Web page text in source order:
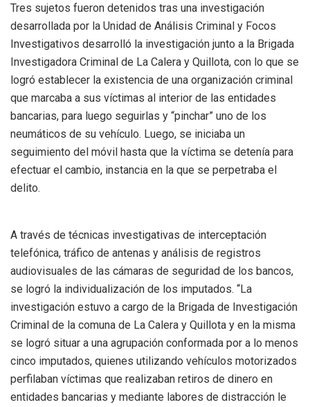
Tres sujetos fueron detenidos tras una investigación
desarrollada por la Unidad de Análisis Criminal y Focos
Investigativos desarrolló la investigación junto a la Brigada
Investigadora Criminal de La Calera y Quillota, con lo que se
logró establecer la existencia de una organización criminal
que marcaba a sus víctimas al interior de las entidades
bancarias, para luego seguirlas y “pinchar” uno de los
neumáticos de su vehículo. Luego, se iniciaba un
seguimiento del móvil hasta que la víctima se detenía para
efectuar el cambio, instancia en la que se perpetraba el
delito.
A través de técnicas investigativas de interceptación
telefónica, tráfico de antenas y análisis de registros
audiovisuales de las cámaras de seguridad de los bancos,
se logró la individualización de los imputados. “La
investigación estuvo a cargo de la Brigada de Investigación
Criminal de la comuna de La Calera y Quillota y en la misma
se logró situar a una agrupación conformada por a lo menos
cinco imputados, quienes utilizando vehículos motorizados
perfilaban víctimas que realizaban retiros de dinero en
entidades bancarias y mediante labores de distracción le